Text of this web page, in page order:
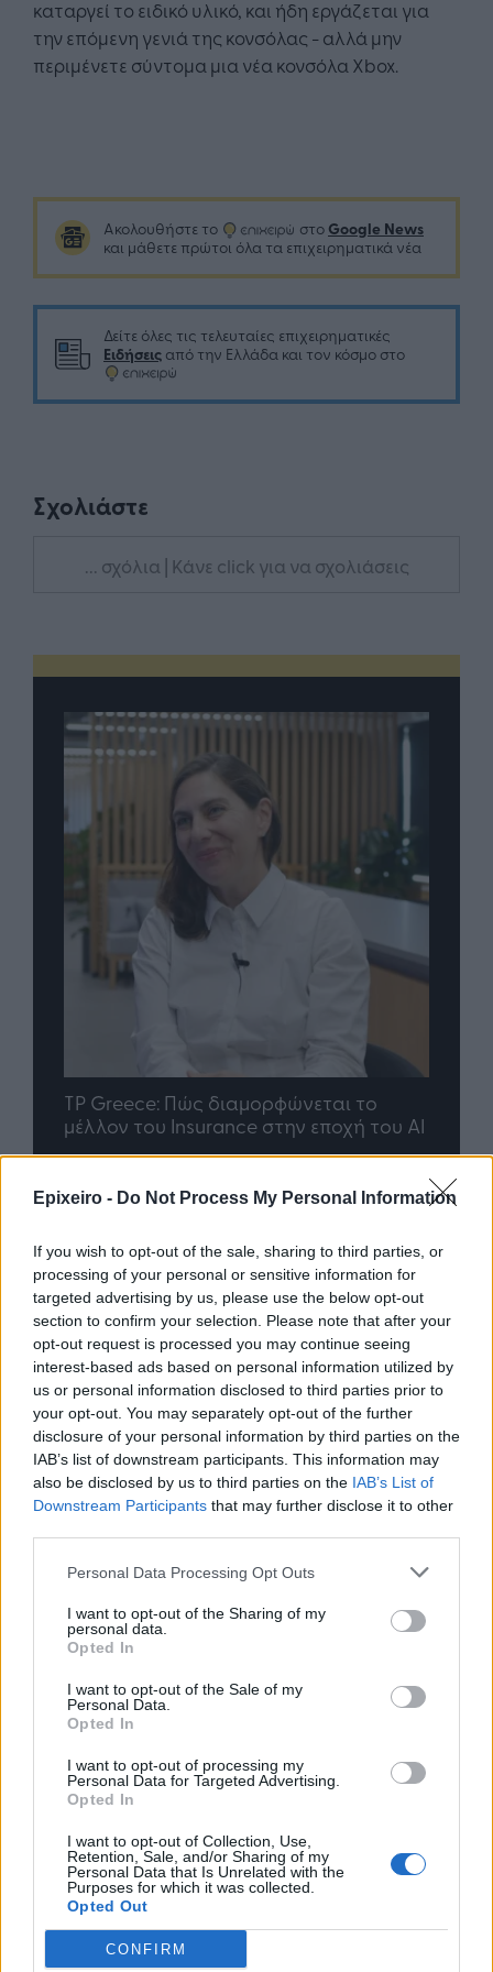
Epixeiro - Do Not Process My Personal Information
If you wish to opt-out of the sale, sharing to third parties, or
processing of your personal or sensitive information for
targeted advertising by us, please use the below opt-out
section to confirm your selection. Please note that after your
opt-out request is processed you may continue seeing
interest-based ads based on personal information utilized by
us or personal information disclosed to third parties prior to
your opt-out. You may separately opt-out of the further
disclosure of your personal information by third parties on the
IAB’s list of downstream participants. This information may
also be disclosed by us to third parties on the IAB’s List of
Downstream Participants that may further disclose it to other
Personal Data Processing Opt Outs
I want to opt-out of the Sharing of my
personal data.
Opted In
I want to opt-out of the Sale of my
Personal Data.
Opted In
I want to opt-out of processing my
Personal Data for Targeted Advertising.
Opted In
I want to opt-out of Collection, Use,
Retention, Sale, and/or Sharing of my
Personal Data that Is Unrelated with the
Purposes for which it was collected.
Opted Out
CONFIRM
καταργεί το ειδικό υλικό, και ήδη εργάζεται για
την επόμενη γενιά της κονσόλας - αλλά μην
περιμένετε σύντομα μια νέα κονσόλα Xbox.
Ακολουθήστε το στο Google News
και μάθετε πρώτοι όλα τα επιχειρηματικά νέα
Δείτε όλες τις τελευταίες επιχειρηματικές
Ειδήσεις από την Ελλάδα και τον κόσμο στο
Σχολιάστε
... σχόλια | Κάνε click για να σχολιάσεις
TP Greece: Πώς διαμορφώνεται το
μέλλον του Insurance στην εποχή του AI
Περισσότερα από το
Trade Estates: Στην κατοχή της το
50% του Sofia South Ring Mall με
τίμημα 49,35 εκατ. ευρώ
07/08/26 16:53
Ατρόμητος και Novibet
ανανεώνουν τη συνεργασία τους
μέχρι το 2028
Βραβευμένα κρασιά με την
07/08/26|15:29
CSG: Διψήφια αύξηση εσόδων
και ισχυρό ανεκτέλεστο
συμβάσεων το πρώτο εξάμηνο
του 2026
07/08/26